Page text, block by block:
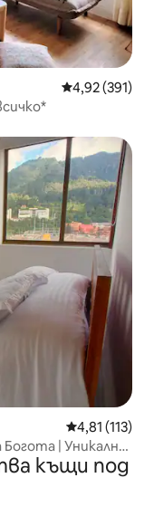
Средна
4,92 (391)
Средна
4,81 (113)
| Уникална
къщи под